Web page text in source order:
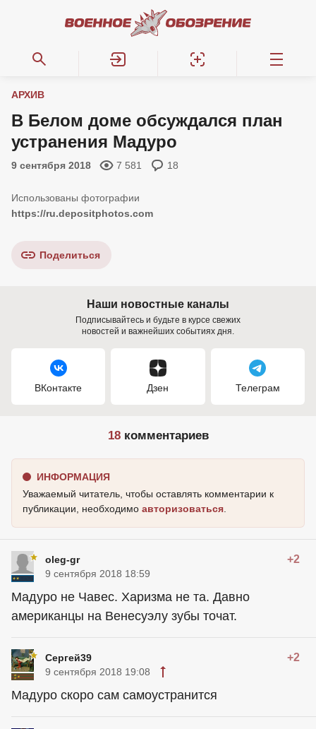
АРХИВ
В Белом доме обсуждался план
устранения Мадуро
9 сентября 2018 7 581 18
https://ru.depositphotos.com
Поделиться
Наши новостные каналы
Подписывайтесь и будьте в курсе свежих
новостей и важнейших событиях дня.
ВКонтакте Дзен Телеграм
18комментариев
ИНФОРМАЦИЯ
Уважаемый читатель, чтобы оставлять комментарии к
публикации, необходимо авторизоваться
oleg-gr +2
9 сентября 2018 18:59
Мадуро не Чавес. Харизма не та. Давно
американцы на Венесуэлу зубы точат.
Сергей39 +2
9 сентября 2018 19:08
Мадуро скоро сам самоустранится